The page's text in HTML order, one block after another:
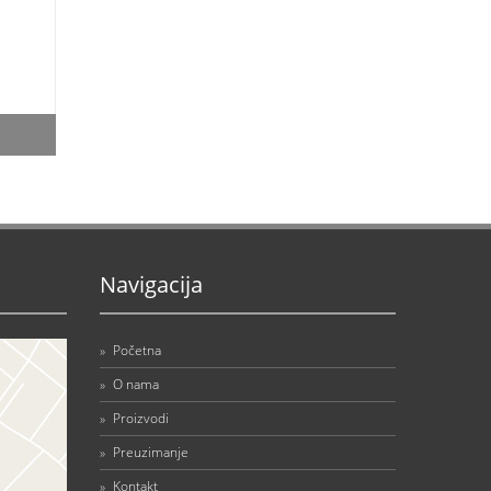
Navigacija
» Početna
» O nama
» Proizvodi
» Preuzimanje
» Kontakt